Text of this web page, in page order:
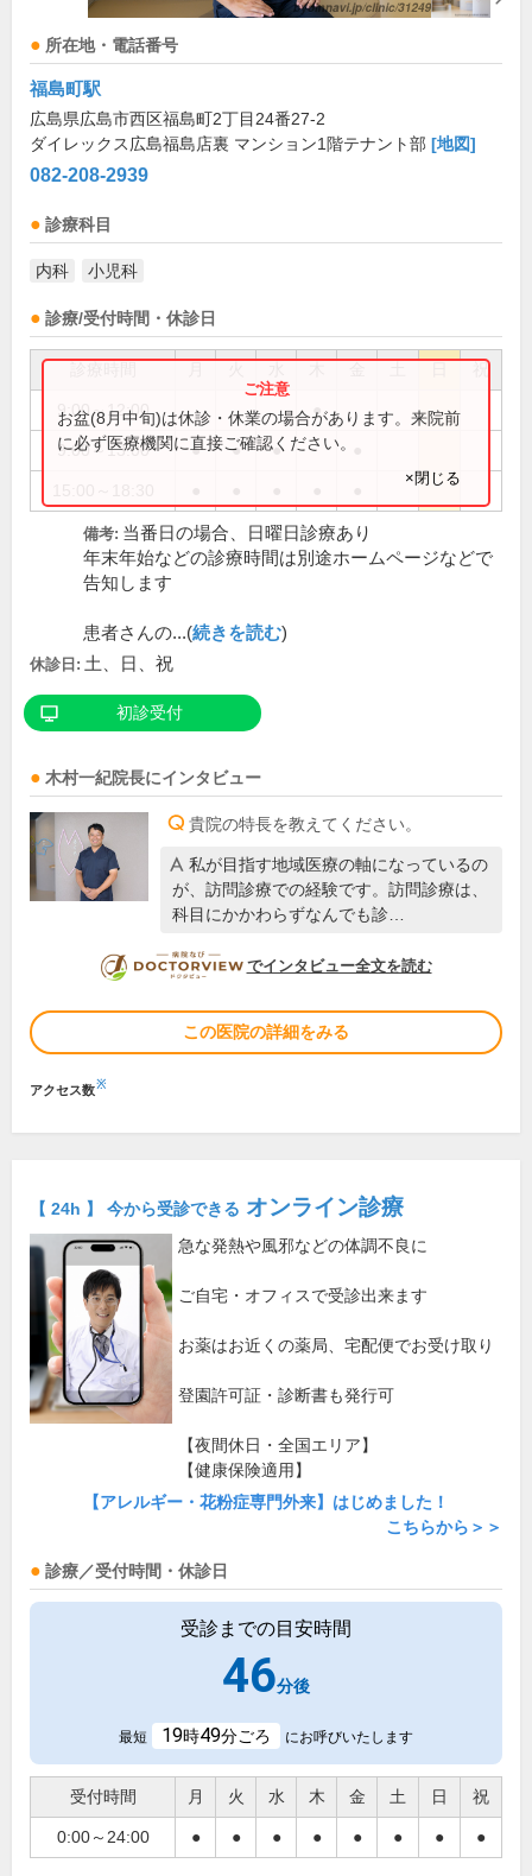
所在地・電話番号
福島町駅
広島県広島市西区福島町2丁目24番27-2
ダイレックス広島福島店裏 マンション1階テナント部 [地図]
082-208-2939
診療科目
内科 小児科
診療/受付時間・休診日
祝
9:00～12:00 ●
9:00～13:00 ● ● ●
お盆(8月中旬)は休診・休業の場合があります。来院前
に必ず医療機関に直接ご確認ください。
×閉じる
備考: 当番日の場合、日曜日診療あり
年末年始などの診療時間は別途ホームページなどで
告知します
患者さんの...(続きを読む)
休診日: 土、日、祝
初診受付
木村一紀院長にインタビュー
貴院の特長を教えてください。
私が目指す地域医療の軸になっているの
が、訪問診療での経験です。訪問診療は、
科目にかかわらずなんでも診…
DOCTORVIEW
でインタビュー全文を読む
この医院の詳細をみる
アクセス数※
【 24h 】 今から受診できる オンライン診療
急な発熱や風邪などの体調不良に
ご自宅・オフィスで受診出来ます
お薬はお近くの薬局、宅配便でお受け取り
登園許可証・診断書も発行可
【夜間休日・全国エリア】
【健康保険適用】
【アレルギー・花粉症専門外来】はじめました！
こちらから＞＞
診療／受付時間・休診日
受診までの目安時間
46分後
最短 19時49分ごろ にお呼びいたします
受付時間 月 火 水 木 金 土 日 祝
0:00～24:00 ● ● ● ● ● ● ● ●